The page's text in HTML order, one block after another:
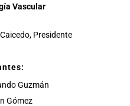
Vascular
Presidente
Guzmán
Gómez